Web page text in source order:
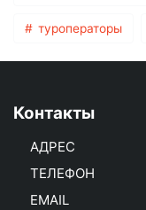
туроператоры
Контакты
АДРЕС
ТЕЛЕФОН
EMAIL